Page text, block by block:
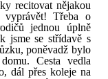
recitovat nějakou
Třeba o
jednou úplně
jsme se střídavě s
poněvadž bylo
Cesta vedla
dál přes koleje na